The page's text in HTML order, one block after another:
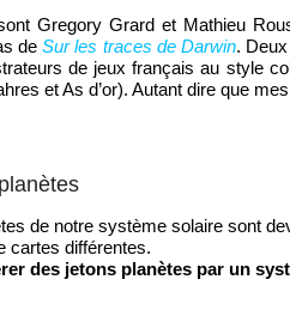
Gregory Grard et Mathieu
deSur les traces de Darwin.
de jeux français au style
et As d’or). Autant dire que
de notre système solaire sont
cartes différentes.
des jetons planètes par un